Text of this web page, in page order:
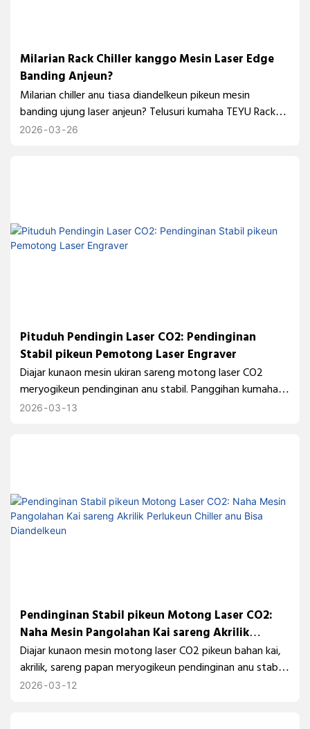
Milarian Rack Chiller kanggo Mesin Laser Edge
Banding Anjeun?
Milarian chiller anu tiasa diandelkeun pikeun mesin
banding ujung laser anjeun? Telusuri kumaha TEYU Rack
Chiller RMFL-3000 ngadukung operasi laser serat 3kW anu
2026 03 26
Pituduh Pendingin Laser CO2: Pendinginan
Stabil pikeun Pemotong Laser Engraver
Diajar kunaon mesin ukiran sareng motong laser CO2
meryogikeun pendinginan anu stabil. Panggihan kumaha
chiller industri TEYU CW-5300 ngadukung kontrol suhu
2026 03 13
Pendinginan Stabil pikeun Motong Laser CO2:
Naha Mesin Pangolahan Kai sareng Akrilik
Perlukeun Chiller anu Bisa Diandelkeun
Diajar kunaon mesin motong laser CO2 pikeun bahan kai,
akrilik, sareng papan meryogikeun pendinginan anu stabil.
Panggihan kumaha pendingin cai industri ngabantosan
2026 03 12